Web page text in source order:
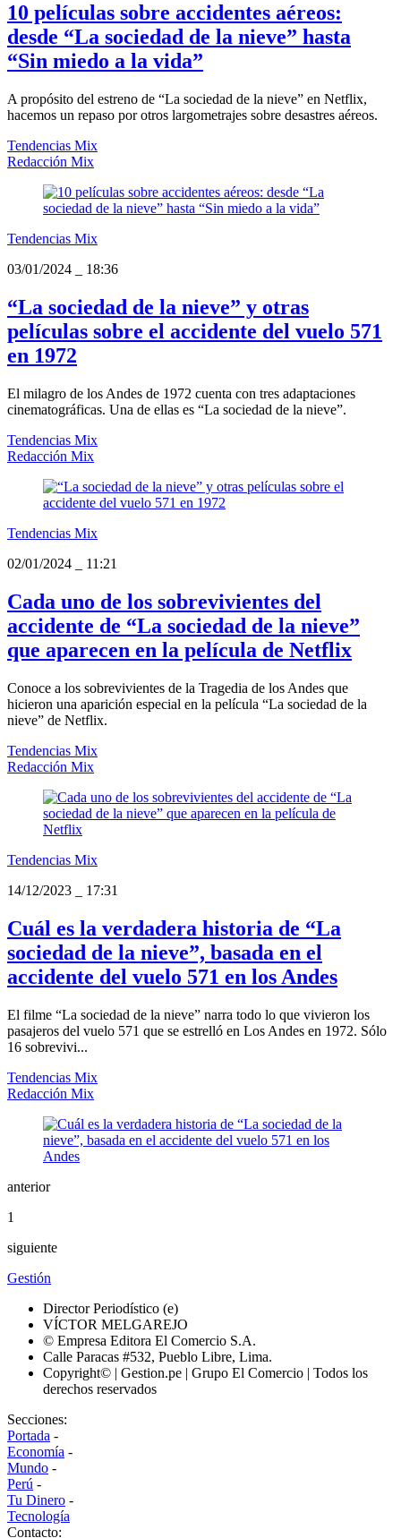
10 películas sobre accidentes aéreos:
desde “La sociedad de la nieve” hasta
“Sin miedo a la vida”
A propósito del estreno de “La sociedad de la nieve” en Netflix,
hacemos un repaso por otros largometrajes sobre desastres aéreos.
Tendencias Mix
Redacción Mix
Tendencias Mix
03/01/2024
18:36
“La sociedad de la nieve” y otras
películas sobre el accidente del vuelo 571
en 1972
El milagro de los Andes de 1972 cuenta con tres adaptaciones
cinematográficas. Una de ellas es “La sociedad de la nieve”.
Tendencias Mix
Redacción Mix
Tendencias Mix
02/01/2024
11:21
Cada uno de los sobrevivientes del
accidente de “La sociedad de la nieve”
que aparecen en la película de Netflix
Conoce a los sobrevivientes de la Tragedia de los Andes que
hicieron una aparición especial en la película “La sociedad de la
nieve” de Netflix.
Tendencias Mix
Redacción Mix
Tendencias Mix
14/12/2023
17:31
Cuál es la verdadera historia de “La
sociedad de la nieve”, basada en el
accidente del vuelo 571 en los Andes
El filme “La sociedad de la nieve” narra todo lo que vivieron los
pasajeros del vuelo 571 que se estrelló en Los Andes en 1972. Sólo
16 sobrevivi...
Tendencias Mix
Redacción Mix
anterior
1
siguiente
Gestión
Director Periodístico (e)
VÍCTOR MELGAREJO
© Empresa Editora El Comercio S.A.
Calle Paracas #532, Pueblo Libre, Lima.
Copyright© | Gestion.pe | Grupo El Comercio | Todos los
derechos reservados
Secciones:
Portada -
Economía -
Mundo -
Perú -
Tu Dinero -
Tecnología
Contacto: